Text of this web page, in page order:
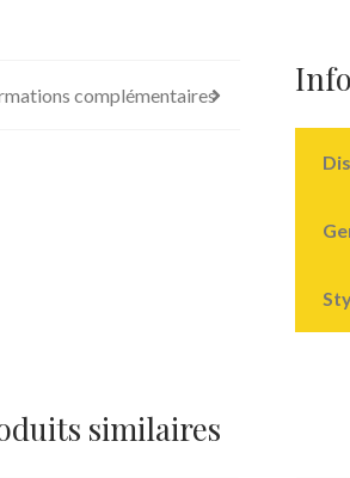
complémentaires
similaires